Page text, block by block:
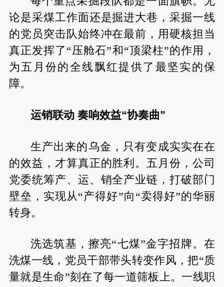
论是采煤工作面还是掘进大巷，采掘一线
的党员突击队始终冲在最前，用硬核担当
真正发挥了“压舱石”和“顶梁柱”的作用，
为五月份的全线飘红提供了最坚实的保
障。
运销联动 奏响效益“协奏曲”
生产出来的乌金，只有变成实实在在
的效益，才算真正的胜利。五月份，公司
党委统筹产、运、销全产业链，打破部门
壁垒，实现从“产得好”向“卖得好”的华丽
转身。
洗选筑基，擦亮“七煤”金字招牌。在
洗煤一线，党员干部带头转变作风，把“质
量就是生命”刻在了每一道筛板上。一线职